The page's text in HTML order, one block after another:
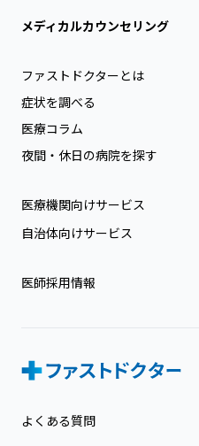
メディカルカウンセリング
ファストドクターとは
症状を調べる
医療コラム
夜間・休日の病院を探す
医療機関向けサービス
自治体向けサービス
医師採用情報
よくある質問